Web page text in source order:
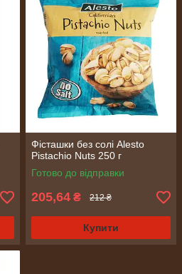
Фісташки без солі Alesto
Pistachio Nuts 250 г
Готово до відправки
205,64 ₴ 212 ₴
Купити